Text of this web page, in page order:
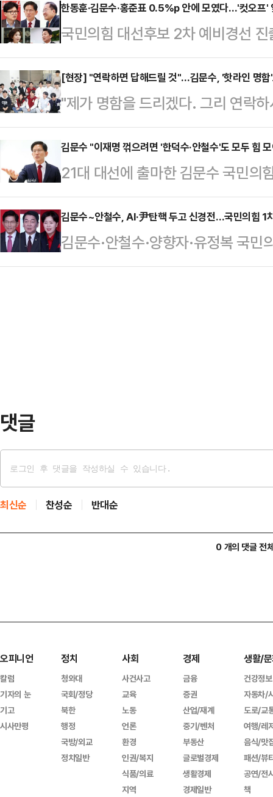
지경제신문 의뢰로 지난 16∼18일
에 따르면, 김 후보는 27.8%를 기
표 후보(17.9%), 나경원 후보
(1.7%), 이철우 후보(0.6%), 양향
응답은 4.7%였다.리얼미터 관계
한동훈·김문수·홍준표 0.5%p 안에 모였다…'컷오프'
국민의힘 대선후보 2차 예비경선
두고 한동훈·김문수·홍준표 후보
빙 접전 중이라는 여론조사가 나왔
판 승부를 벌이고 있는 것으로 나
에 의뢰해 18~19일 이틀간 무선
동일한 '역선택 방지조항'에 따라
모르겠다"는 무당층 469명에게 설
율은 …
[현장] "연락하면 답해드릴 것"…김문수, '핫라인 명함
"제가 명함을 드리겠다. 그리 연락
러분이 나중에) 결혼도 하면 제가
싹 닦아버리면 욕먹지만 저는 욕을
의힘 대선 경선 후보가 '보수의 심
서 김 후보는 '2차 국민연금 개혁'
락처가 적힌 '명함'도 전달했다. 선
는 다르다는 점을 강조하기 위한
김문수 "이재명 꺾으려면 '한덕수·안철수'도 모두 힘
21대 대선에 출마한 김문수 국민의
무총리의 출마설에 대해 "한덕수
어민주당 예비후보)을 꺾을 사람이
을 꺾어야 한다"고 강조했다.김문
열린 청년토크쇼를 마친 뒤 기자들
김문수~안철수, AI·尹탄핵 두고 신경전…국민의힘 1
김문수·안철수·양향자·유정복 국
회에서 '청년 미래'와 관련한 비전
댓글
최신순 찬성순 반대순
0 개의 댓글 전
오피니언
칼럼
기자의 눈
기고
시사만평
정치
청와대
국회/정당
북한
행정
국방/외교
정치일반
사회
사건사고
교육
노동
언론
환경
인권/복지
식품/의료
지역
경제
금융
증권
산업/재계
중기/벤처
부동산
글로벌경제
생활경제
경제일반
생활/
건강정보
자동차/
도로/교
여행/레
음식/맛
패션/뷰
공연/전
책